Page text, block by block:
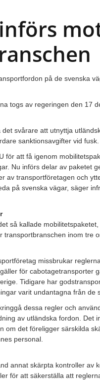
på de svenska
togs av regeringen den 17
svårare att utnyttja
sanktionsavgifter vid fusk.
för att få igenom
Nu införs delar av paketet
av transportföretagen och
på svenska vägar, säger
så kallade
transportbranschen inom tre
missbrukar
för cabotagetransporter
Tidigare har
varit undantagna från de
dessa regler och
av utländska fordon. Det
om det föreligger särskilda
personal.
annat skärpta kontroller av
för att säkerställa att